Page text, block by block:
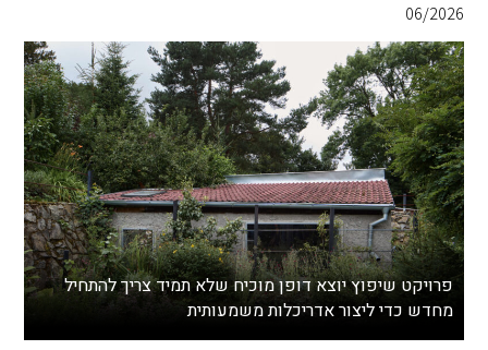
06/2026
פרויקט שיפוץ יוצא דופן מוכיח שלא תמיד צריך להתחיל
מחדש כדי ליצור אדריכלות משמעותית